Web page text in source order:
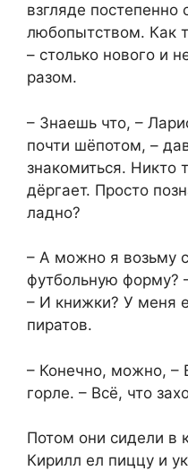
взгляде постепенно
любопытством. Как
– столько нового и
разом.
– Знаешь что, –
почти шёпотом, –
знакомиться. Никто
дёргает. Просто
ладно?
– А можно я возьму
футбольную форму?
– И книжки? У меня
пиратов.
– Конечно, можно, –
горле. – Всё, что
Потом они сидели в
Кирилл ел пиццу и